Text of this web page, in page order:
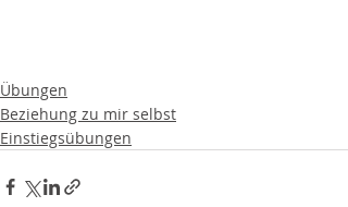
Übungen
Beziehung zu mir selbst
Einstiegsübungen